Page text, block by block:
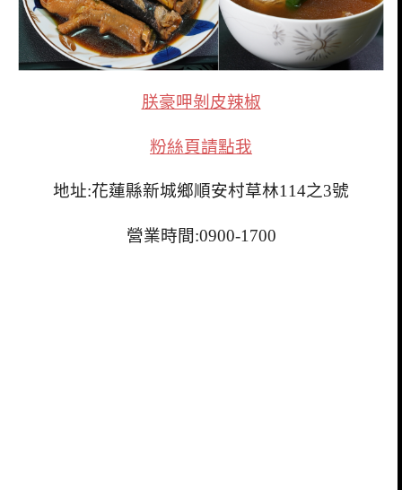
朕豪呷剝皮辣椒
粉絲頁請點我
地址:花蓮縣新城鄉順安村草林114之3號
營業時間:0900-1700